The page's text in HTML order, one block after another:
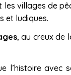
les villages de
et ludiques.
, au creux de
l’histoire avec